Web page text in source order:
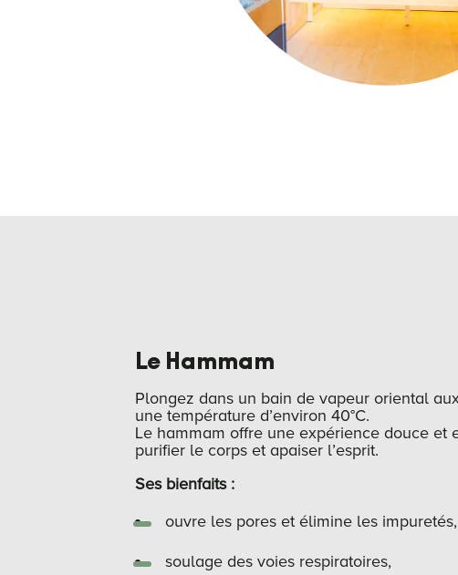
Le Hammam
Plongez dans un bain de vapeur oriental
une température d’environ 40°C.
Le hammam offre une expérience douce et
purifier le corps et apaiser l’esprit.
Ses bienfaits :
ouvre les pores et élimine les impuretés,
soulage des voies respiratoires,